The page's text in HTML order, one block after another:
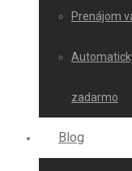
Prenájom
zadarmo
Blog